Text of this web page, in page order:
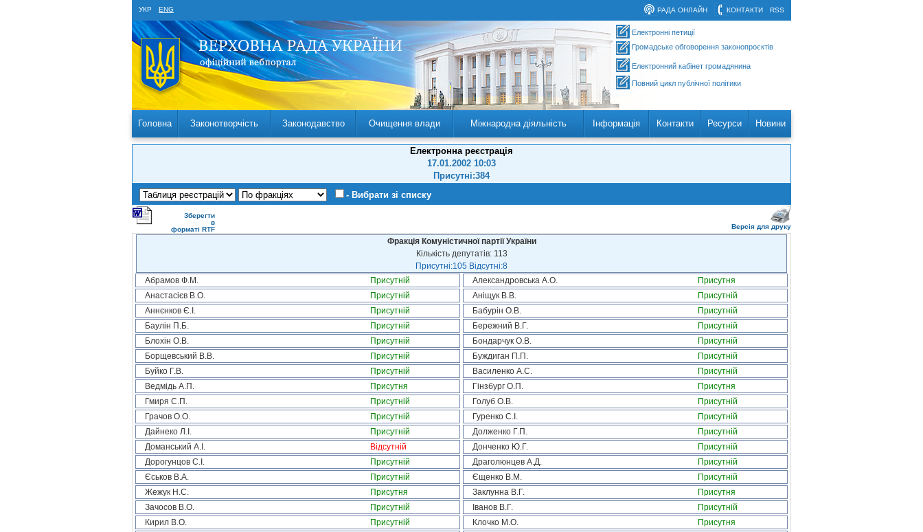
УКР ENG RSS
КОНТАКТИ
РАДА ОНЛАЙН
Електронні петиції
Громадське обговорення законопроєктів
Електронний кабінет громадянина
Повний цикл публічної політики
Головна Законотворчість Законодавство Очищення влади Міжнародна діяльність Інформація Контакти Ресурси Новини
Електронна реєстрація
17.01.2002 10:03
Присутні:384
- Вибрати зі списку
Зберегти
в
форматі RTF
Версія для друку
Фракція Комуністичної партії України
Кількість депутатів: 113
Присутні:105 Відсутні:8
Абрамов Ф.М.
Присутній Александровська А.О.
Присутня
Анастасієв В.О.
Присутній Аніщук В.В.
Присутній
Аннєнков Є.І.
Присутній Бабурін О.В.
Присутній
Баулін П.Б.
Присутній Бережний В.Г.
Присутній
Блохін О.В.
Присутній Бондарчук О.В.
Присутній
Борщевський В.В.
Присутній Буждиган П.П.
Присутній
Буйко Г.В.
Присутній Василенко А.С.
Присутній
Ведмідь А.П.
Присутня Гінзбург О.П.
Присутня
Гмиря С.П.
Присутній Голуб О.В.
Присутній
Грачов О.О.
Присутній Гуренко С.І.
Присутній
Дайнеко Л.І.
Присутній Долженко Г.П.
Присутній
Доманський А.І.
Відсутній Донченко Ю.Г.
Присутній
Дорогунцов С.І.
Присутній Драголюнцев А.Д.
Присутній
Єськов В.А.
Присутній Єщенко В.М.
Присутній
Жежук Н.С.
Присутня Заклунна В.Г.
Присутня
Зачосов В.О.
Присутній Іванов В.Г.
Присутній
Кирил В.О.
Присутній Клочко М.О.
Присутня